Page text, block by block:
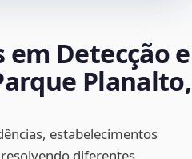
em Detecção e
Planalto,
estabelecimentos